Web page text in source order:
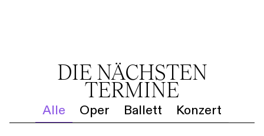
DIE NÄCHSTEN
TERMINE
Alle Oper Ballett Konzert